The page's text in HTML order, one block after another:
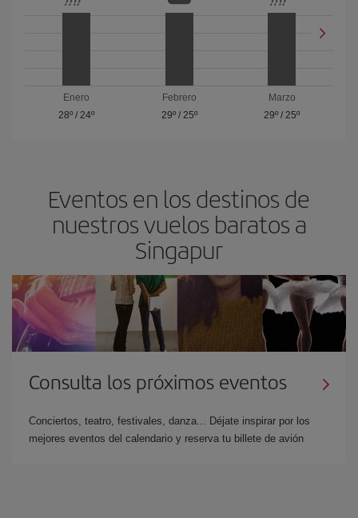
Enero
28º/ 24º
Febrero
29º/ 25º
Marzo
29º /25º
Eventos en los destinos de
nuestros vuelos baratos a
Singapur
Consulta los próximos eventos
Conciertos, teatro, festivales, danza... Déjate inspirar por los
mejores eventos del calendario y reserva tu billete de avión